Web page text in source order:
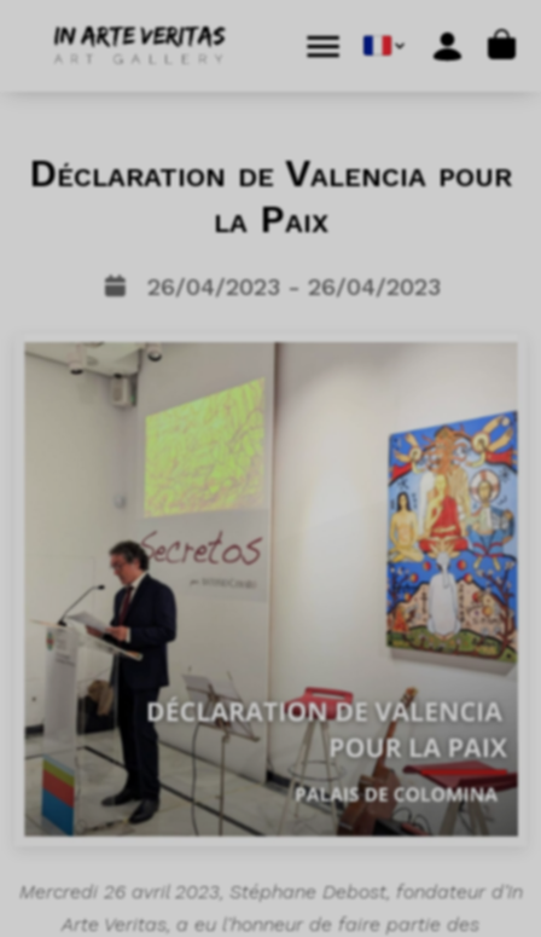
Cart
Déclaration de Valencia pour
la Paix
26/04/2023 - 26/04/2023
Mercredi 26 avril 2023, Stéphane Debost, fondateur d’In
Arte Veritas, a eu l'honneur de faire partie des